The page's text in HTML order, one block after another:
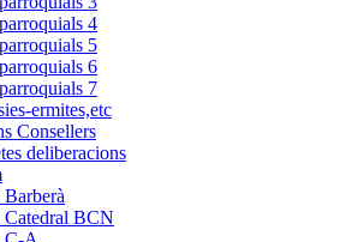
4
5
6
7
ermites,etc
Consellers
deliberacions
BCN